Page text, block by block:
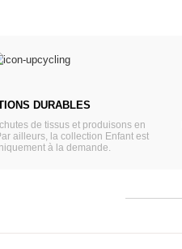
DURABLES
de tissus et produisons en
ailleurs, la collection Enfant est
à la demande.